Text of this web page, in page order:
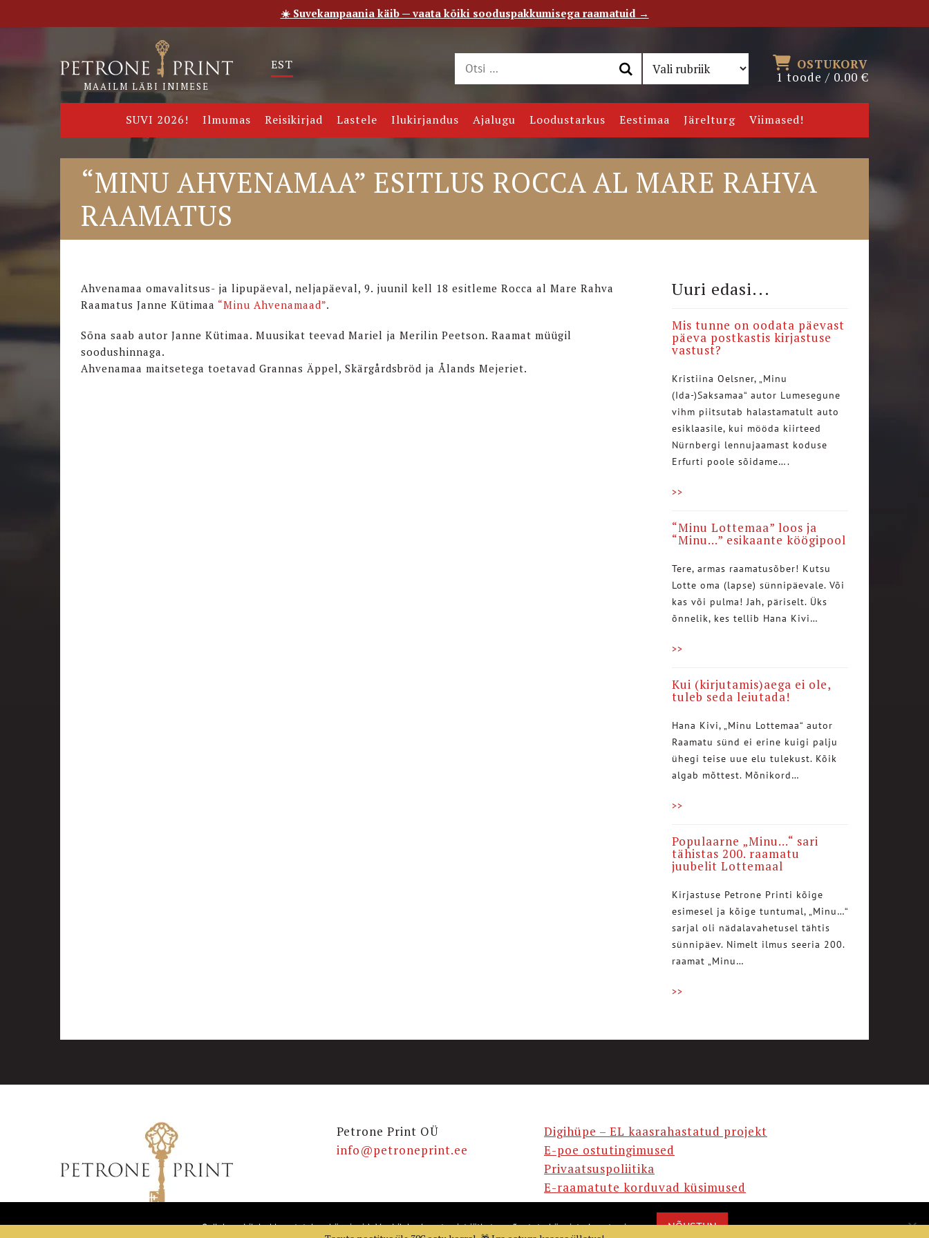
Meie saade Kontakt
MAAILM LÄBI INIMESE
EST
OSTUKORV
1 toode / 0.00€
SUVI 2026! Ilmumas Reisikirjad Lastele Ilukirjandus Ajalugu Loodustarkus Eestimaa Järelturg Viimased!
“MINU AHVENAMAA” ESITLUS ROCCA AL MARE RAHVA
RAAMATUS
Ahvenamaa omavalitsus- ja lipupäeval, neljapäeval, 9. juunil kell 18 esitleme Rocca al Mare Rahva
Raamatus Janne Kütimaa “Minu Ahvenamaad”.
Sõna saab autor Janne Kütimaa. Muusikat teevad Mariel ja Merilin Peetson. Raamat müügil
soodushinnaga.
Ahvenamaa maitsetega toetavad Grannas Äppel, Skärgårdsbröd ja Ålands Mejeriet.
Uuri edasi...
Mis tunne on oodata päevast
päeva postkastis kirjastuse
vastust?
Kristiina Oelsner, „Minu
(Ida-)Saksamaa“ autor Lumesegune
vihm piitsutab halastamatult auto
esiklaasile, kui mööda kiirteed
Nürnbergi lennujaamast koduse
Erfurti poole sõidame….
>>
“Minu Lottemaa” loos ja
“Minu…” esikaante köögipool
Tere, armas raamatusõber! Kutsu
Lotte oma (lapse) sünnipäevale. Või
kas või pulma! Jah, päriselt. Üks
õnnelik, kes tellib Hana Kivi…
>>
Kui (kirjutamis)aega ei ole,
tuleb seda leiutada!
Hana Kivi, „Minu Lottemaa“ autor
Raamatu sünd ei erine kuigi palju
ühegi teise uue elu tulekust. Kõik
algab mõttest. Mõnikord…
>>
Populaarne „Minu…“ sari
tähistas 200. raamatu
juubelit Lottemaal
Kirjastuse Petrone Printi kõige
esimesel ja kõige tuntumal, „Minu…“
sarjal oli nädalavahetusel tähtis
sünnipäev. Nimelt ilmus seeria 200.
raamat „Minu…
>>
Petrone Print OÜ
info@petroneprint.ee
Digihüpe – EL kaasrahastatud projekt
E-poe ostutingimused
Privaatsuspoliitika
E-raamatute korduvad küsimused
☀️ Suvekampaania käib — vaata kõiki sooduspakkumisega raamatuid →
Sellel veebilehel kasutatakse küpsiseid. Veebilehe kasutamist jätkates nõustute küpsiste kasutamisega. NÕUSTUN